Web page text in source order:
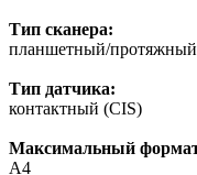
Тип сканера:
планшетный/протяжный
Тип датчика:
контактный (CIS)
Максимальный
A4